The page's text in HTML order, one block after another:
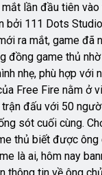
lần đầu tiên vào
bởi 111 Dots
ra mắt, game đã
đồng game thủ
nhẹ, phù hợp với
Free Fire nằm ở
đấu với 50
sót cuối cùng.
thủ biết được
là ai, hôm nay